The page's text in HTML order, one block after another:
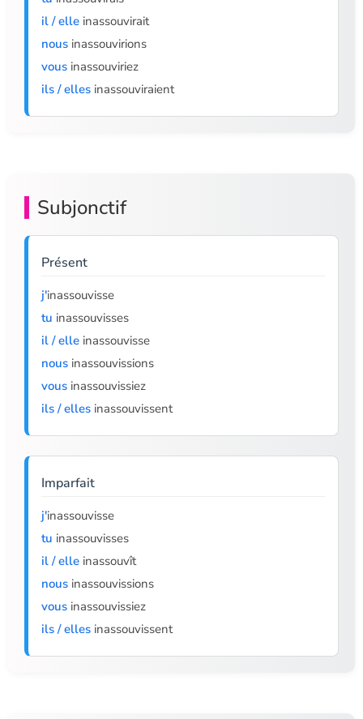
il / elle inassouvirait
nous inassouvirions
vous inassouviriez
ils / elles inassouviraient
Subjonctif
Présent
j'inassouvisse
tu inassouvisses
il / elle inassouvisse
nous inassouvissions
vous inassouvissiez
ils / elles inassouvissent
Imparfait
j'inassouvisse
tu inassouvisses
il / elle inassouvît
nous inassouvissions
vous inassouvissiez
ils / elles inassouvissent